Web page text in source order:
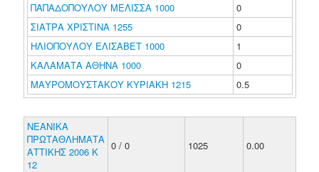
ΠΑΠΑΔΟΠΟΥΛΟΥ ΜΕΛΙΣΣΑ 1000
0
ΣΙΑΤΡΑ ΧΡΙΣΤΙΝΑ 1255
0
ΗΛΙΟΠΟΥΛΟΥ ΕΛΙΣΑΒΕΤ 1000
1
ΚΑΛΑΜΑΤΑ ΑΘΗΝΑ 1000
0
ΜΑΥΡΟΜΟΥΣΤΑΚΟΥ ΚΥΡΙΑΚΗ 1215
0.5
ΝΕΑΝΙΚΑ
ΠΡΩΤΑΘΛΗΜΑΤΑ
ΑΤΤΙΚΗΣ 2006 Κ
12
0 / 0 1025 0.00